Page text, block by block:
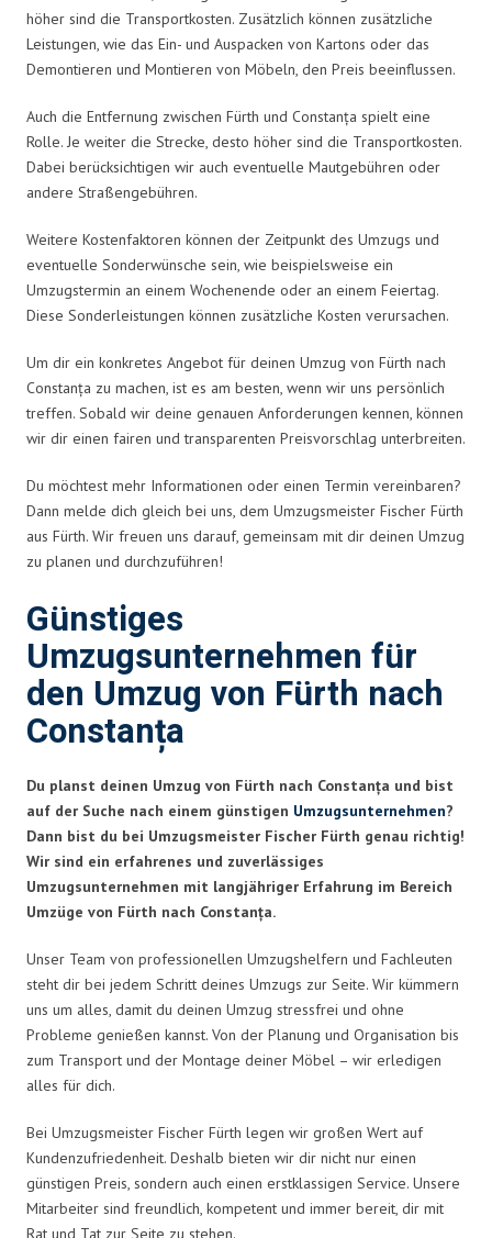
höher sind die Transportkosten. Zusätzlich können zusätzliche
Leistungen, wie das Ein- und Auspacken von Kartons oder das
Demontieren und Montieren von Möbeln, den Preis beeinflussen.
Auch die Entfernung zwischen Fürth und Constanța spielt eine
Rolle. Je weiter die Strecke, desto höher sind die Transportkosten.
Dabei berücksichtigen wir auch eventuelle Mautgebühren oder
andere Straßengebühren.
Weitere Kostenfaktoren können der Zeitpunkt des Umzugs und
eventuelle Sonderwünsche sein, wie beispielsweise ein
Umzugstermin an einem Wochenende oder an einem Feiertag.
Diese Sonderleistungen können zusätzliche Kosten verursachen.
Um dir ein konkretes Angebot für deinen Umzug von Fürth nach
Constanța zu machen, ist es am besten, wenn wir uns persönlich
treffen. Sobald wir deine genauen Anforderungen kennen, können
wir dir einen fairen und transparenten Preisvorschlag unterbreiten.
Du möchtest mehr Informationen oder einen Termin vereinbaren?
Dann melde dich gleich bei uns, dem Umzugsmeister Fischer Fürth
aus Fürth. Wir freuen uns darauf, gemeinsam mit dir deinen Umzug
zu planen und durchzuführen!
Günstiges
Umzugsunternehmen für
den Umzug von Fürth nach
Constanța
Du planst deinen Umzug von Fürth nach Constanța und bist
auf der Suche nach einem günstigen Umzugsunternehmen?
Dann bist du bei Umzugsmeister Fischer Fürth genau richtig!
Wir sind ein erfahrenes und zuverlässiges
Umzugsunternehmen mit langjähriger Erfahrung im Bereich
Umzüge von Fürth nach Constanța.
Unser Team von professionellen Umzugshelfern und Fachleuten
steht dir bei jedem Schritt deines Umzugs zur Seite. Wir kümmern
uns um alles, damit du deinen Umzug stressfrei und ohne
Probleme genießen kannst. Von der Planung und Organisation bis
zum Transport und der Montage deiner Möbel – wir erledigen
alles für dich.
Bei Umzugsmeister Fischer Fürth legen wir großen Wert auf
Kundenzufriedenheit. Deshalb bieten wir dir nicht nur einen
günstigen Preis, sondern auch einen erstklassigen Service. Unsere
Mitarbeiter sind freundlich, kompetent und immer bereit, dir mit
Rat und Tat zur Seite zu stehen.